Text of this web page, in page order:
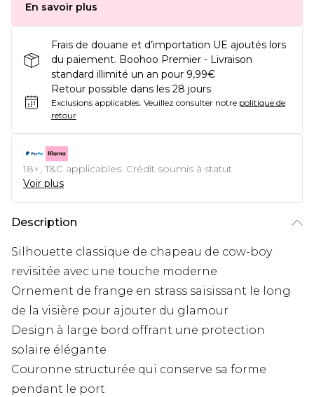
En savoir plus
Frais de douane et d’importation UE ajoutés lors
du paiement. Boohoo Premier - Livraison
standard illimité un an pour 9,99€
Retour possible dans les 28 jours
Exclusions applicables. Veuillez consulter notre politique de
retour
18+, T&C applicables. Crédit soumis à statut
Voir plus
Description
Silhouette classique de chapeau de cow-boy
revisitée avec une touche moderne
Ornement de frange en strass saisissant le long
de la visière pour ajouter du glamour
Design à large bord offrant une protection
solaire élégante
Couronne structurée qui conserve sa forme
pendant le port